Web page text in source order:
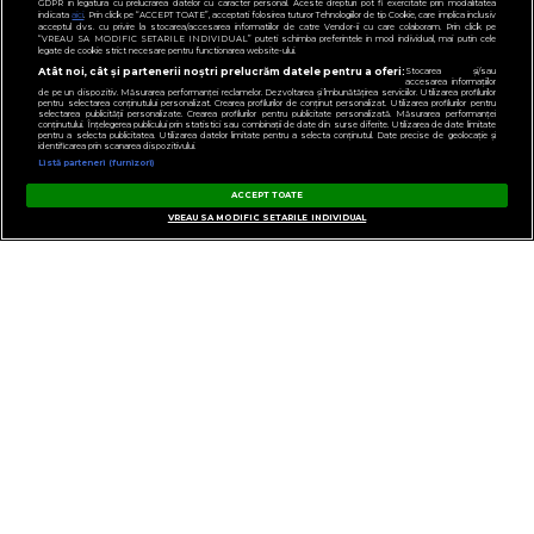
GESTIONAȚI PREFERINȚELE
GDPR in legatura cu prelucrarea datelor cu caracter personal. Aceste drepturi pot fi exercitate prin modalitatea
indicataaici. Prin click pe “ACCEPT TOATE”, acceptati folosirea tuturor Tehnologiilor de tip Cookie, care implica inclusiv
acceptul dvs. cu privire la stocarea/accesarea informatiilor de catre Vendor-ii cu care colaboram. Prin click pe
“VREAU SA MODIFIC SETARILE INDIVIDUAL” puteti schimba preferintele in mod individual, mai putin cele
legate de cookie strict necesare pentru functionarea website-ului.
Atât noi, cât și partenerii noștri prelucrăm datele pentru a oferi: Stocarea și/sau
accesarea informațiilor
de pe un dispozitiv. Măsurarea performanței reclamelor. Dezvoltarea și îmbunătățirea serviciilor. Utilizarea profilurilor
pentru selectarea conținutului personalizat. Crearea profilurilor de conținut personalizat. Utilizarea profilurilor pentru
selectarea publicității personalizate. Crearea profilurilor pentru publicitate personalizată. Măsurarea performanței
conținutului. Înțelegerea publicului prin statistici sau combinații de date din surse diferite. Utilizarea de date limitate
pentru a selecta publicitatea. Utilizarea datelor limitate pentru a selecta conținutul. Date precise de geolocație și
identificarea prin scanarea dispozitivului.
Listă parteneri (furnizori)
ACCEPT TOATE
VREAU SA MODIFIC SETARILE INDIVIDUAL